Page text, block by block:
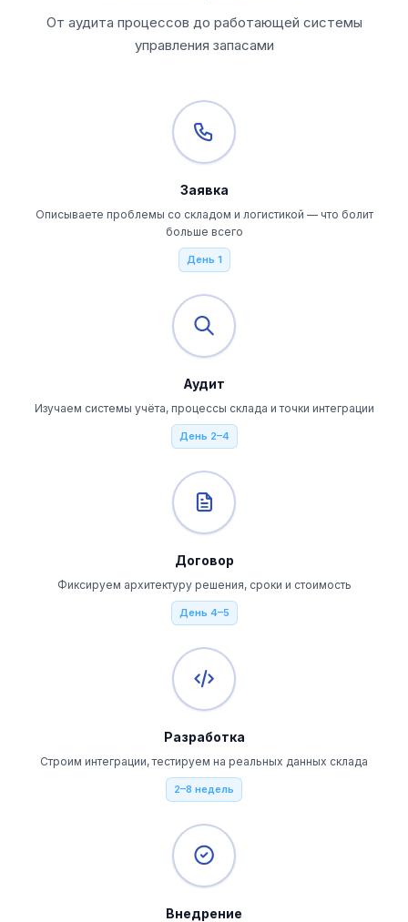
От аудита процессов до работающей системы
управления запасами
Заявка
Описываете проблемы со складом и логистикой — что болит
больше всего
День 1
Аудит
Изучаем системы учёта, процессы склада и точки интеграции
День 2–4
Договор
Фиксируем архитектуру решения, сроки и стоимость
День 4–5
Разработка
Строим интеграции, тестируем на реальных данных склада
2–8 недель
Внедрение